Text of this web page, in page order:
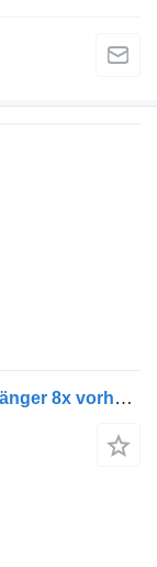
Andere SPYKSTAAL Wassertank-Anhänger 8x vorhanden!